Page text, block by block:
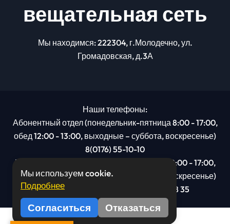
вещательная сеть
Мы находимся: 222304, г.Молодечно, ул.
Громадовская, д.3А
Наши телефоны:
Абонентный отдел (понедельник-пятница 8:00 - 17:00,
обед 12:00 - 13:00, выходные – суббота, воскресенье)
8(0176) 55-10-10
Рекламный отдел (понедельник-пятница 8:00 - 17:00,
обед 12:00 - 13:00, выходные – суббота, воскресенье)
8(0176): 54 95 80, МТС +375 29 201 78 35
Мы используем cookie.
Подробнее
Согласиться Отказаться